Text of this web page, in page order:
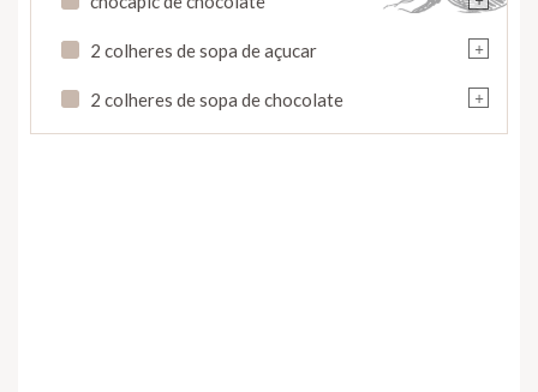
+
2 colheres de sopa de açucar
+
2 colheres de sopa de chocolate